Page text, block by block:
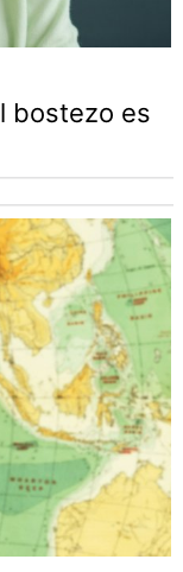
bostezo es